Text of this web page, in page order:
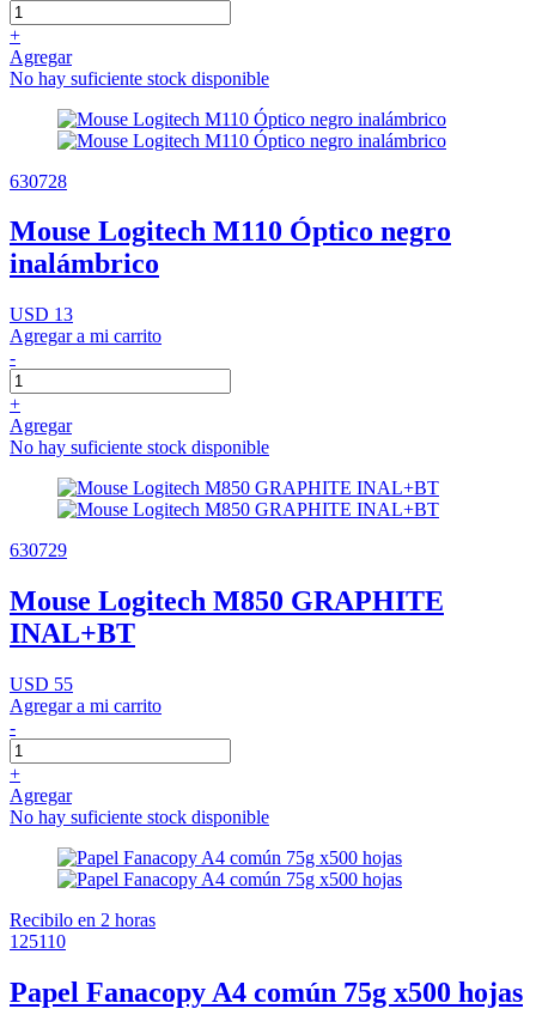
+
Agregar
No hay suficiente stock disponible
630728
Mouse Logitech M110 Óptico negro
inalámbrico
USD 13
Agregar a mi carrito
-
+
Agregar
No hay suficiente stock disponible
630729
Mouse Logitech M850 GRAPHITE
INAL+BT
USD 55
Agregar a mi carrito
-
+
Agregar
No hay suficiente stock disponible
Recibilo en 2 horas
125110
Papel Fanacopy A4 común 75g x500 hojas